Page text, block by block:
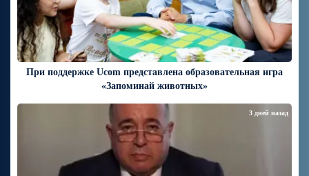
При поддержке Ucom представлена образовательная игра
«Запоминай животных»
3 дней назад